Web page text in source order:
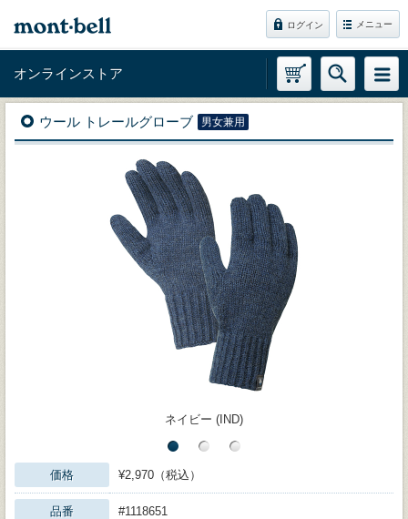
ログイン メニュー
オンラインストア
ウール トレールグローブ 男女兼用
ネイビー (IND)
価格 ¥2,970（税込）
品番 #1118651